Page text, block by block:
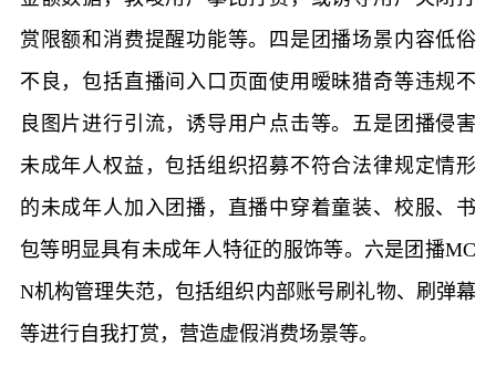
赏限额和消费提醒功能等。四是团播场景内容低俗
不良，包括直播间入口页面使用暧昧猎奇等违规不
良图片进行引流，诱导用户点击等。五是团播侵害
未成年人权益，包括组织招募不符合法律规定情形
的未成年人加入团播，直播中穿着童装、校服、书
包等明显具有未成年人特征的服饰等。六是团播MC
N机构管理失范，包括组织内部账号刷礼物、刷弹幕
等进行自我打赏，营造虚假消费场景等。